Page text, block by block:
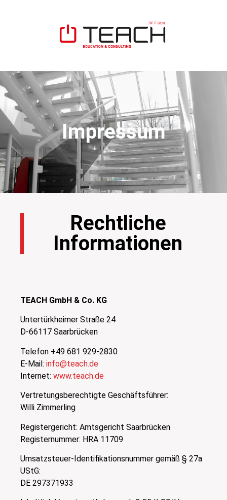
Impressum
Rechtliche
Informationen
TEACH GmbH & Co. KG
Untertürkheimer Straße 24
D-66117 Saarbrücken
Telefon +49 681 929-2830
E-Mail: info@teach.de
Internet: www.teach.de
Vertretungsberechtigte Geschäftsführer:
Willi Zimmerling
Registergericht: Amtsgericht Saarbrücken
Registernummer: HRA 11709
Umsatzsteuer-Identifikationsnummer gemäß § 27a
UStG:
DE 297371933